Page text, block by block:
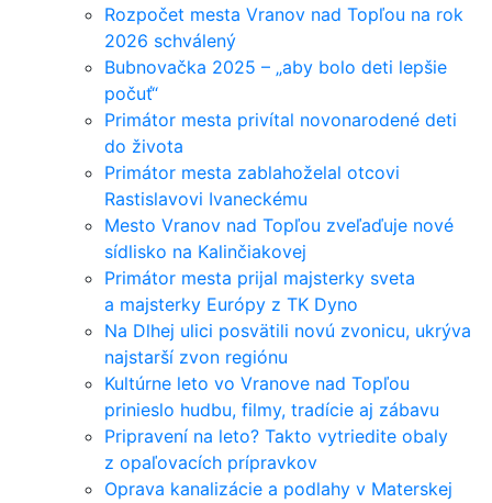
Rozpočet mesta Vranov nad Topľou na rok
2026 schválený
Bubnovačka 2025 – „aby bolo deti lepšie
počuť“
Primátor mesta privítal novonarodené deti
do života
Primátor mesta zablahoželal otcovi
Rastislavovi Ivaneckému
Mesto Vranov nad Topľou zveľaďuje nové
sídlisko na Kalinčiakovej
Primátor mesta prijal majsterky sveta
a majsterky Európy z TK Dyno
Na Dlhej ulici posvätili novú zvonicu, ukrýva
najstarší zvon regiónu
Kultúrne leto vo Vranove nad Topľou
prinieslo hudbu, filmy, tradície aj zábavu
Pripravení na leto? Takto vytriedite obaly
z opaľovacích prípravkov
Oprava kanalizácie a podlahy v Materskej